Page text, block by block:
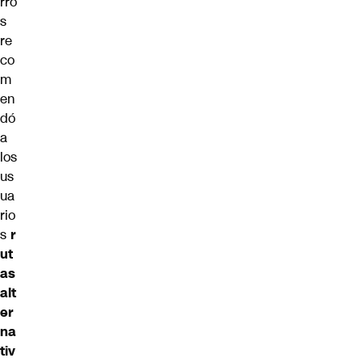
s
re
co
m
en
dó
a
los
us
ua
rio
s r
ut
as
alt
er
na
tiv